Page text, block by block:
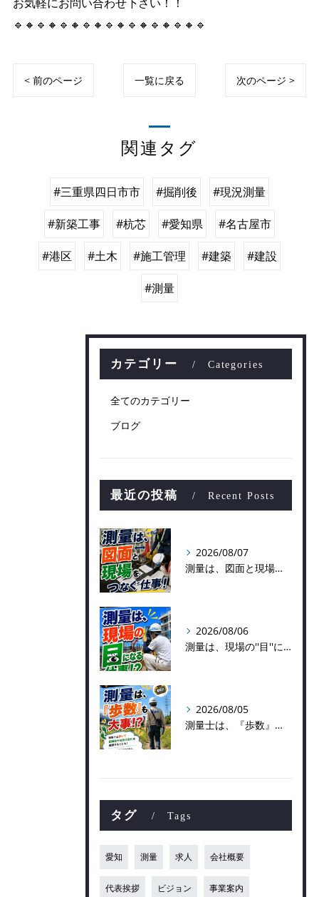
🔹🔸🔹🔸🔹🔸🔹🔸🔹🔸🔹🔸🔹🔸🔹🔸🔹
< 前のページ 一覧に戻る 次のページ >
関連タグ
#三重県四日市市 #掘削後 #現況測量
#新築工事 #杭芯 #愛知県 #名古屋市
#港区 #土木 #施工管理 #建築 #建設
#測量
カテゴリー Categories
全てのカテゴリー
ブログ
最近の投稿 Recent Posts
2026/08/07
測量は、図面と現場をつなぐ仕事！
2026/08/06
測量は、現場の''目''になる仕事！？
2026/08/05
測量士は、『歩数』も大事！？
タグ Tags
愛知 測量 求人 会社概要
代表挨拶 ビジョン 事業案内